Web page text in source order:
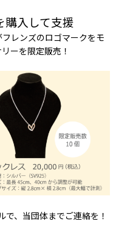
購入して支援
レンズのロゴマークをモ
ーを限定販売！
、当団体までご連絡を！